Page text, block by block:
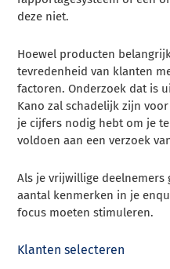
deze niet.
Hoewel producten
tevredenheid van klanten
factoren. Onderzoek dat is
Kano zal schadelijk zijn
je cijfers nodig hebt om je
voldoen aan een verzoek
Als je vrijwillige
aantal kenmerken in je
focus moeten stimuleren.
Klanten selecteren